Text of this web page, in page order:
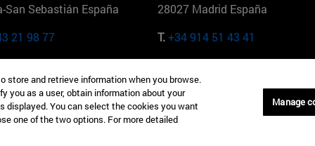
San Sebastián España
21 98 77
28027 Madrid España
T.+34 914 51 43 41
St 10019-2201 Nueva York
346 8850
Maria-Theresia-Straße 15
Múnich Alemania
T.+49 89 24209790
store and retrieve information when you browse.
you as a user, obtain information about your
displayed. You can select the cookies you want
one of the two options. For more detailed
Manage